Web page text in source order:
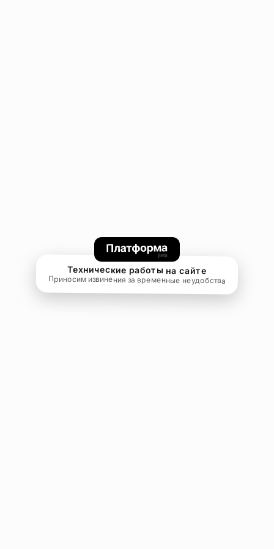
Технические работы на сайте
Приносим извинения за временные неудобства